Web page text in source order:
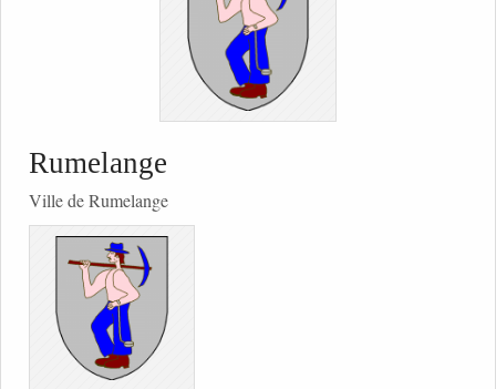
Rumelange
Ville de Rumelange